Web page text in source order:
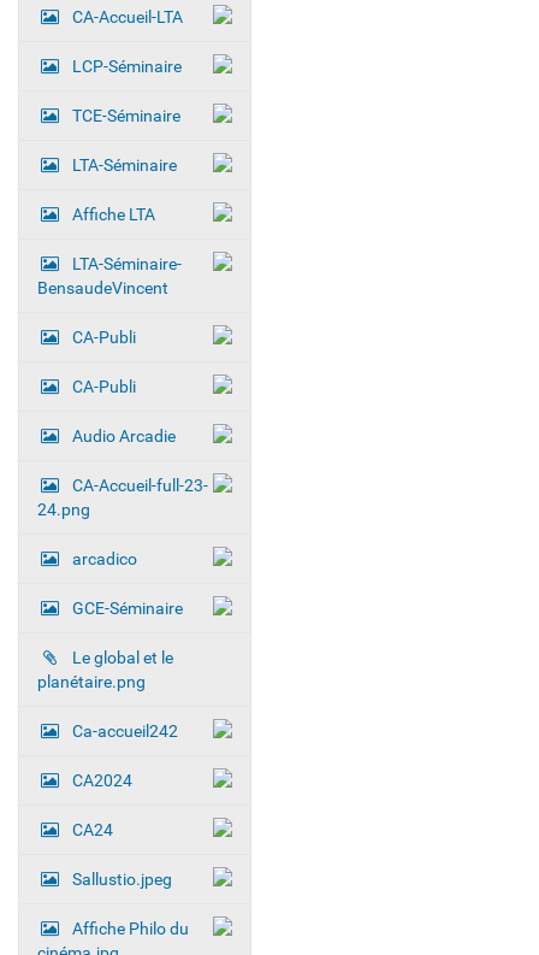
CA-Accueil-LTA
LCP-Séminaire
TCE-Séminaire
LTA-Séminaire
Affiche LTA
LTA-Séminaire-
BensaudeVincent
CA-Publi
CA-Publi
Audio Arcadie
CA-Accueil-full-23-
24.png
arcadico
GCE-Séminaire
Le global et le
planétaire.png
Ca-accueil242
CA2024
CA24
Sallustio.jpeg
Affiche Philo du